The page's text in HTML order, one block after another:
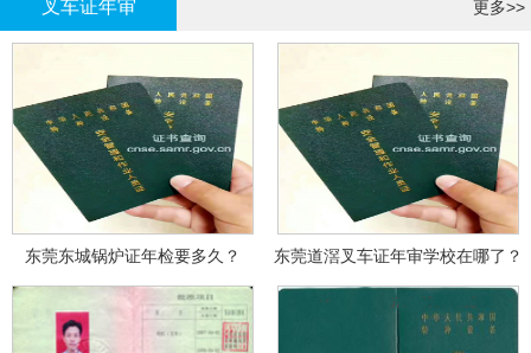
叉车证年审 更多>>
东莞东城锅炉证年检要多久？ 东莞道滘叉车证年审学校在哪了？